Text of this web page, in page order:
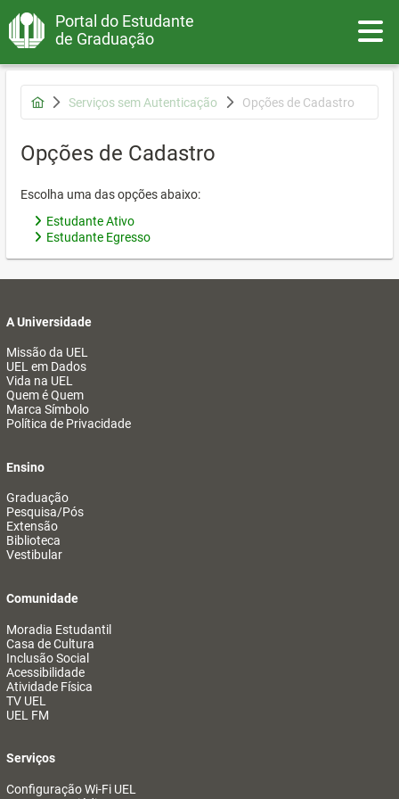
Portal do Estudante
de Graduação
Serviços sem Autenticação Opções de Cadastro
Opções de Cadastro
Escolha uma das opções abaixo:
Estudante Ativo
Estudante Egresso
A Universidade
Missão da UEL
UEL em Dados
Vida na UEL
Quem é Quem
Marca Símbolo
Política de Privacidade
Ensino
Graduação
Pesquisa/Pós
Extensão
Biblioteca
Vestibular
Comunidade
Moradia Estudantil
Casa de Cultura
Inclusão Social
Acessibilidade
Atividade Física
TV UEL
UEL FM
Serviços
Configuração Wi-Fi UEL